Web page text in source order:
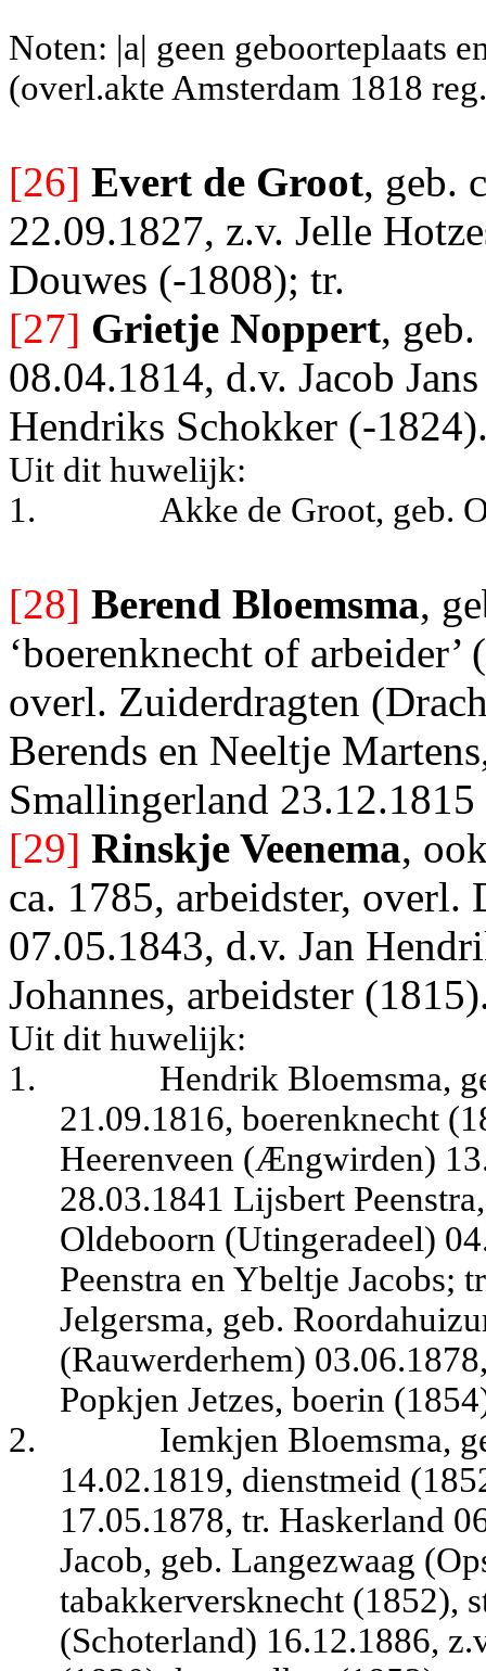
Noten: |a| geen geboorteplaats
(overl.akte Amsterdam 1818
[26] Evert de Groot, geb.
22.09.1827, z.v. Jelle
Douwes (-1808); tr.
[27] Grietje Noppert,
08.04.1814, d.v. Jacob
Hendriks Schokker (-
Uit dit huwelijk:
1.
Akke de Groot, geb.
[28] Berend Bloemsma,
‘boerenknecht of
overl. Zuiderdragten
Berends en Neeltje
Smallingerland 23.12.1815
[29] Rinskje Veenema,
ca. 1785, arbeidster,
07.05.1843, d.v. Jan
Johannes, arbeidster
Uit dit huwelijk:
1.
Hendrik Bloemsma,
21.09.1816, boerenknecht
Heerenveen (Ængwirden)
28.03.1841 Lijsbert
Oldeboorn (Utingeradeel)
Peenstra en Ybeltje Jacobs;
Jelgersma, geb.
(Rauwerderhem)
Popkjen Jetzes, boerin
2.
Iemkjen Bloemsma,
14.02.1819, dienstmeid
17.05.1878, tr. Haskerland
Jacob, geb. Langezwaag
tabakkerversknecht (1852),
(Schoterland) 16.12.1886,